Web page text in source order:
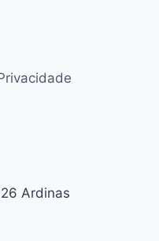
Ardinas